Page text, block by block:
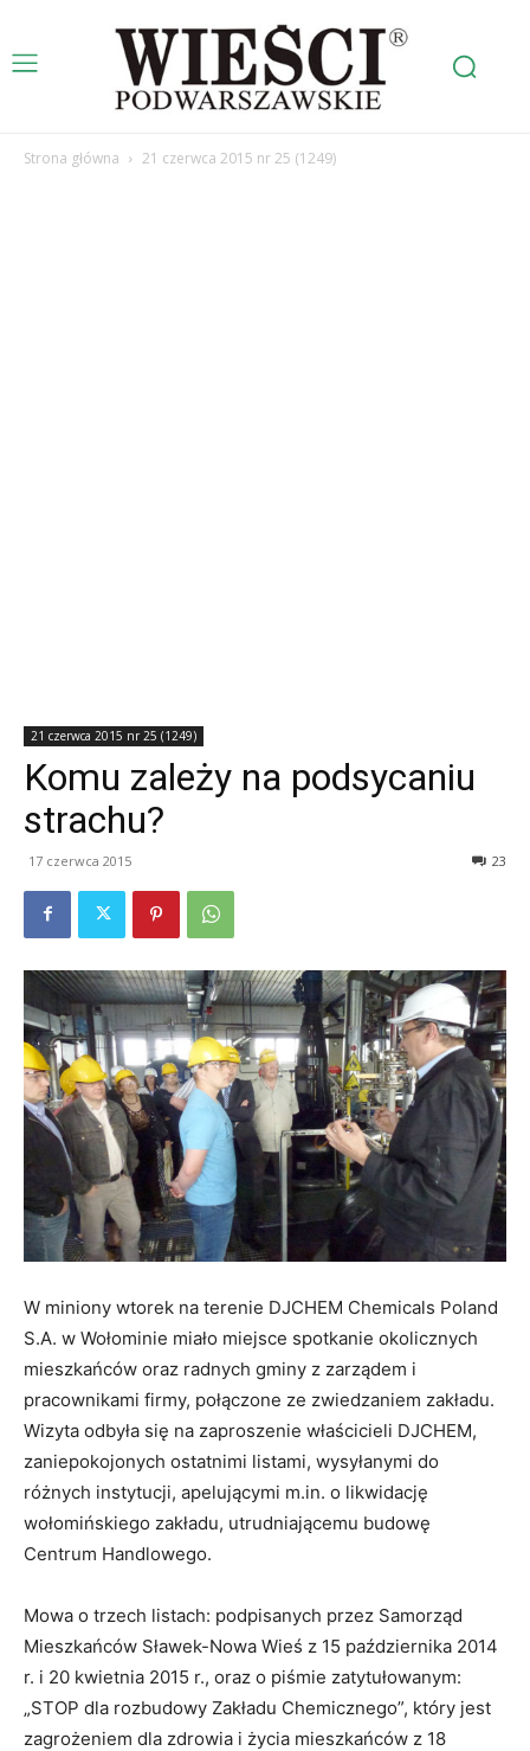
Strona główna 21 czerwca 2015 nr 25 (1249)
21 czerwca 2015 nr 25 (1249)
Komu zależy na podsycaniu
strachu?
17 czerwca 2015 23
W miniony wtorek na terenie DJCHEM Chemicals Poland
S.A. w Wołominie miało miejsce spotkanie okolicznych
mieszkańców oraz radnych gminy z zarządem i
pracownikami firmy, połączone ze zwiedzaniem zakładu.
Wizyta odbyła się na zaproszenie właścicieli DJCHEM,
zaniepokojonych ostatnimi listami, wysyłanymi do
różnych instytucji, apelującymi m.in. o likwidację
wołomińskiego zakładu, utrudniającemu budowę
Centrum Handlowego.
Mowa o trzech listach: podpisanych przez Samorząd
Mieszkańców Sławek-Nowa Wieś z 15 października 2014
r. i 20 kwietnia 2015 r., oraz o piśmie zatytułowanym:
„STOP dla rozbudowy Zakładu Chemicznego”, który jest
zagrożeniem dla zdrowia i życia mieszkańców z 18